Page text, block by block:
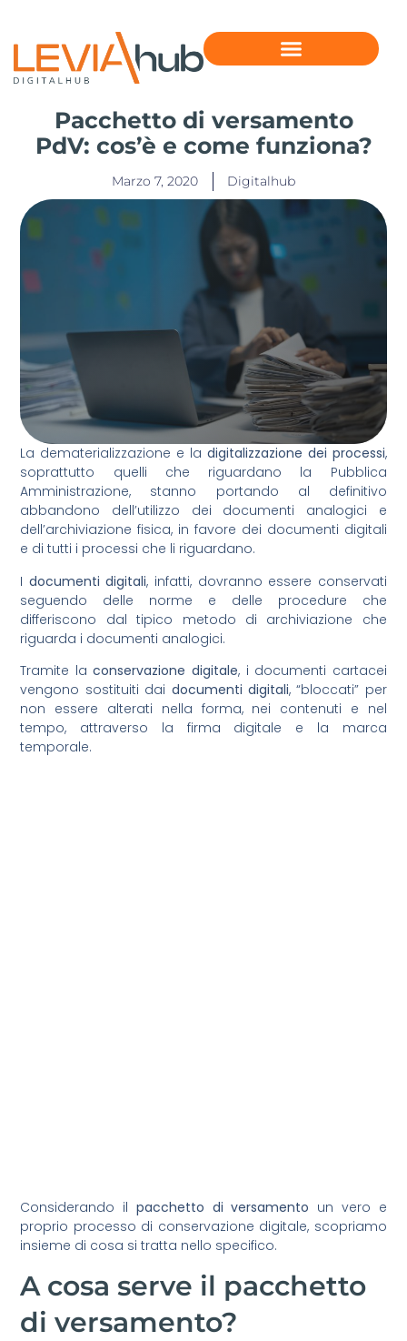
Pacchetto di versamento
PdV: cos’è e come funziona?
Marzo 7, 2020 Digitalhub
La dematerializzazione e la digitalizzazione dei processi,
soprattutto quelli che riguardano la Pubblica
Amministrazione, stanno portando al definitivo
abbandono dell’utilizzo dei documenti analogici e
dell’archiviazione fisica, in favore dei documenti digitali
e di tutti i processi che li riguardano.
I documenti digitali, infatti, dovranno essere conservati
seguendo delle norme e delle procedure che
differiscono dal tipico metodo di archiviazione che
riguarda i documenti analogici.
Tramite laconservazione digitale, i documenti cartacei
vengono sostituiti dai documenti digitali, “bloccati” per
non essere alterati nella forma, nei contenuti e nel
tempo, attraverso la firma digitale e la marca
temporale.
Considerando il pacchetto di versamento un vero e
proprio processo di conservazione digitale, scopriamo
insieme di cosa si tratta nello specifico.
A cosa serve il pacchetto
di versamento?